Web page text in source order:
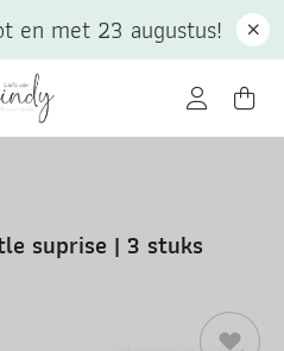
suprise | 3 stuks
en met 23 augustus!